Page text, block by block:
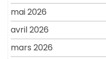
mai 2026
avril 2026
mars 2026